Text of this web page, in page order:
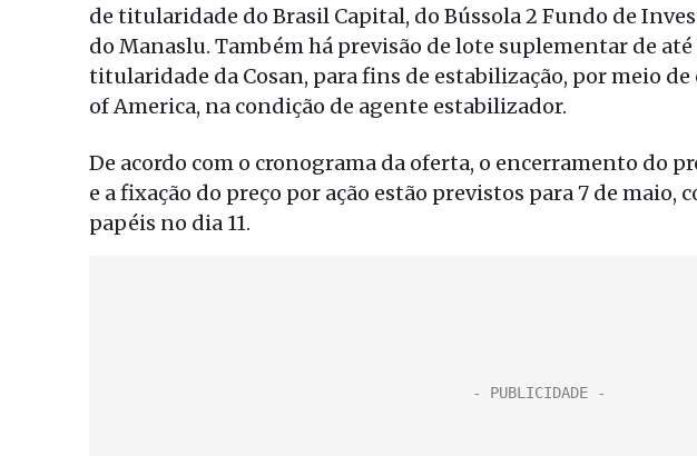
de titularidade do Brasil Capital, do Bússola 2 Fundo de
do Manaslu. Também há previsão de lote suplementar de até
titularidade da Cosan, para fins de estabilização, por meio de
of America, na condição de agente estabilizador.
De acordo com o cronograma da oferta, o encerramento do
e a fixação do preço por ação estão previstos para 7 de maio,
papéis no dia 11.